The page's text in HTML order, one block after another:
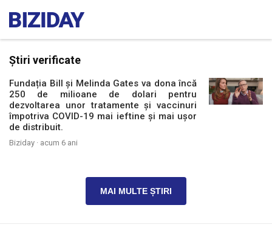
Știri verificate
Fundația Bill și Melinda Gates va dona încă
250 de milioane de dolari pentru
dezvoltarea unor tratamente și vaccinuri
împotriva COVID-19 mai ieftine și mai ușor
de distribuit.
Biziday · acum 6 ani
MAI MULTE ȘTIRI